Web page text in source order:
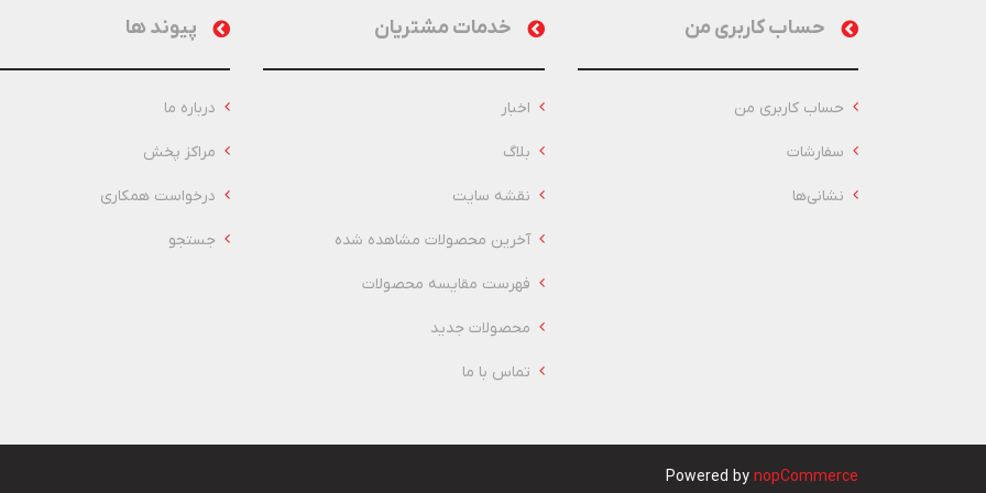
حساب کاربری من
حساب کاربری من
سفارشات
نشانی‌ها
خدمات مشتریان
اخبار
بلاگ
نقشه سایت
آخرین محصولات مشاهده شده
فهرست مقایسه محصولات
محصولات جدید
تماس با ما
پیوند ها
درباره ما
مراکز پخش
درخواست همکاری
جستجو
Powered bynopCommerce